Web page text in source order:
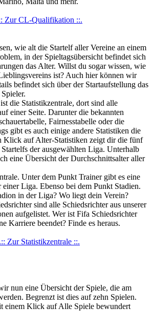
Zur CL-Qualifikation ::.
wie alt die Startelf aller Vereine an einem
in der Spieltagsübersicht befindet sich
das Alter. Willst du sogar wissen, wie
ist? Auch hier können wir
befindet sich über der Startaufstellung das
die Statistikzentrale, dort sind alle
einer Seite. Darunter die bekannten
Fairnesstabelle oder die
gibt es auch einige andere Statistiken die
Klick auf Alter-Statistiken zeigt dir die fünf
der ausgewählten Liga. Unterhalb
eine Übersicht der Durchschnittsalter aller
Unter dem Punkt Trainer gibt es eine
Liga. Ebenso bei dem Punkt Stadien.
in der Liga? Wo liegt dein Verein?
sind alle Schiedsrichter aus unserer
aufgelistet. Wer ist Fifa Schiedsrichter
Karriere beendet? Finde es heraus.
.:: Zur Statistikzentrale ::.
nun eine Übersicht der Spiele, die am
Begrenzt ist dies auf zehn Spielen.
einem Klick auf Alle Spiele bewundert